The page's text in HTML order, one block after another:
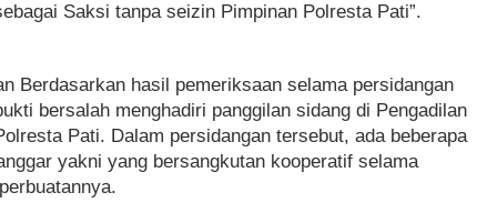
Saksi tanpa seizin Pimpinan Polresta Pati”.
Berdasarkan hasil pemeriksaan selama persidangan
bersalah menghadiri panggilan sidang di Pengadilan
Pati. Dalam persidangan tersebut, ada beberapa
yakni yang bersangkutan kooperatif selama